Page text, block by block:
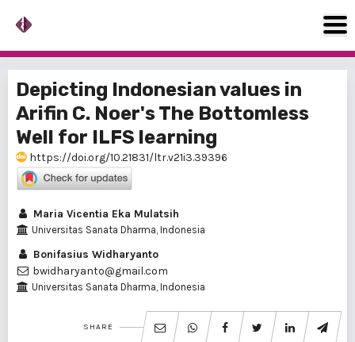
Depicting Indonesian values in
Arifin C. Noer's The Bottomless
Well for ILFS learning
https://doi.org/10.21831/ltr.v21i3.39396
Maria Vicentia Eka Mulatsih
Universitas Sanata Dharma, Indonesia
Bonifasius Widharyanto
bwidharyanto@gmail.com
Universitas Sanata Dharma, Indonesia
SHARE